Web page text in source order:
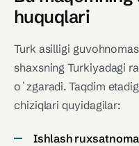
huquqlari
Turk asilligi
shaxsning Turkiyadagi
oʻzgaradi. Taqdim
chiziqlari quyidagilar:
Ishlash